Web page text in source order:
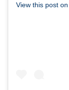
View this post